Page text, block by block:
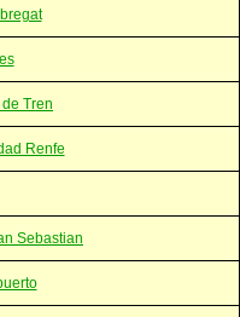
Tren
Renfe
Sebastian